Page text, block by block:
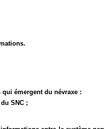
émergent du névraxe :
SNC ;